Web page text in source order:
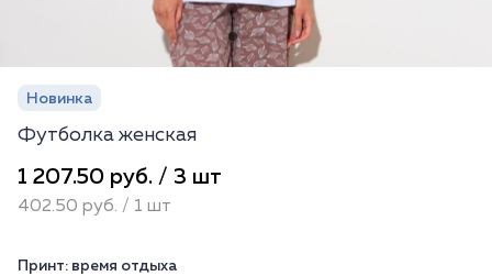
Новинка
Футболка женская
1 207.50 руб. / 3 шт
402.50 руб. / 1 шт
Принт: время отдыха